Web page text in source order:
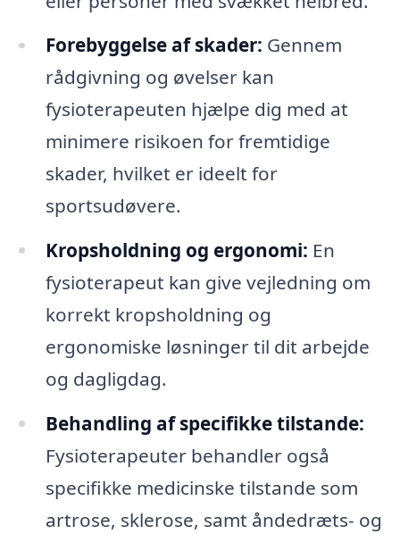
Forebyggelse af skader: Gennem
rådgivning og øvelser kan
fysioterapeuten hjælpe dig med at
minimere risikoen for fremtidige
skader, hvilket er ideelt for
sportsudøvere.
Kropsholdning og ergonomi: En
fysioterapeut kan give vejledning om
korrekt kropsholdning og
ergonomiske løsninger til dit arbejde
og dagligdag.
Behandling af specifikke tilstande:
Fysioterapeuter behandler også
specifikke medicinske tilstande som
artrose, sklerose, samt åndedræts- og